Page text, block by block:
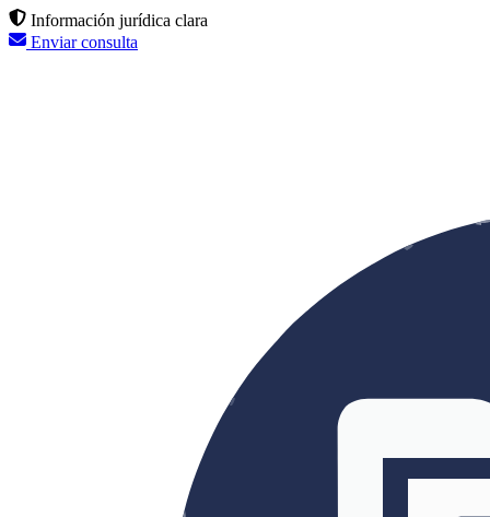
Información jurídica clara
Enviar consulta